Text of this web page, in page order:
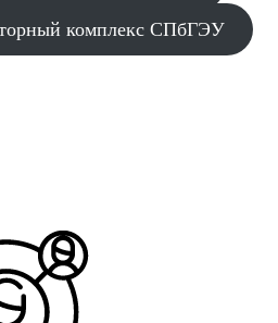
комплекс СПбГЭУ